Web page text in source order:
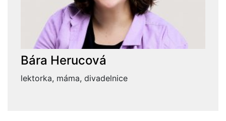
Bára Herucová
lektorka, máma, divadelnice